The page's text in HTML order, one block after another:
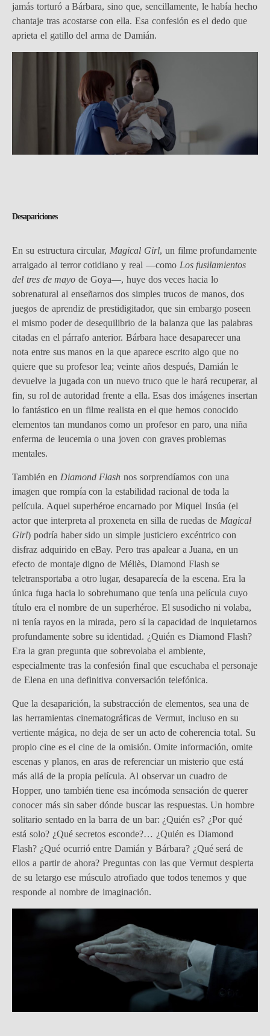
jamás torturó a Bárbara, sino que, sencillamente, le había hecho
chantaje tras acostarse con ella. Esa confesión es el dedo que
aprieta el gatillo del arma de Damián.
Desapariciones
En su estructura circular, Magical Girl, un filme profundamente
arraigado al terror cotidiano y real —como Los fusilamientos
del tres de mayo de Goya—, huye dos veces hacia lo
sobrenatural al enseñarnos dos simples trucos de manos, dos
juegos de aprendiz de prestidigitador, que sin embargo poseen
el mismo poder de desequilibrio de la balanza que las palabras
citadas en el párrafo anterior. Bárbara hace desaparecer una
nota entre sus manos en la que aparece escrito algo que no
quiere que su profesor lea; veinte años después, Damián le
devuelve la jugada con un nuevo truco que le hará recuperar, al
fin, su rol de autoridad frente a ella. Esas dos imágenes insertan
lo fantástico en un filme realista en el que hemos conocido
elementos tan mundanos como un profesor en paro, una niña
enferma de leucemia o una joven con graves problemas
mentales.
También en Diamond Flash nos sorprendíamos con una
imagen que rompía con la estabilidad racional de toda la
película. Aquel superhéroe encarnado por Miquel Insúa (el
actor que interpreta al proxeneta en silla de ruedas de Magical
Girl) podría haber sido un simple justiciero excéntrico con
disfraz adquirido en eBay. Pero tras apalear a Juana, en un
efecto de montaje digno de Méliès, Diamond Flash se
teletransportaba a otro lugar, desaparecía de la escena. Era la
única fuga hacia lo sobrehumano que tenía una película cuyo
título era el nombre de un superhéroe. El susodicho ni volaba,
ni tenía rayos en la mirada, pero sí la capacidad de inquietarnos
profundamente sobre su identidad. ¿Quién es Diamond Flash?
Era la gran pregunta que sobrevolaba el ambiente,
especialmente tras la confesión final que escuchaba el personaje
de Elena en una definitiva conversación telefónica.
Que la desaparición, la substracción de elementos, sea una de
las herramientas cinematográficas de Vermut, incluso en su
vertiente mágica, no deja de ser un acto de coherencia total. Su
propio cine es el cine de la omisión. Omite información, omite
escenas y planos, en aras de referenciar un misterio que está
más allá de la propia película. Al observar un cuadro de
Hopper, uno también tiene esa incómoda sensación de querer
conocer más sin saber dónde buscar las respuestas. Un hombre
solitario sentado en la barra de un bar: ¿Quién es? ¿Por qué
está solo? ¿Qué secretos esconde?… ¿Quién es Diamond
Flash? ¿Qué ocurrió entre Damián y Bárbara? ¿Qué será de
ellos a partir de ahora? Preguntas con las que Vermut despierta
de su letargo ese músculo atrofiado que todos tenemos y que
responde al nombre de imaginación.